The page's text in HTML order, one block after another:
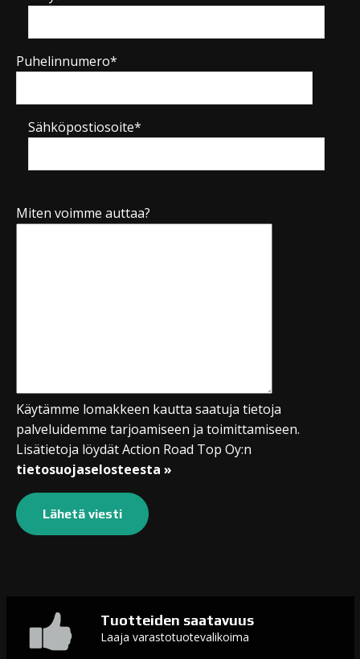
Puhelinnumero*
Sähköpostiosoite*
Miten voimme auttaa?
Käytämme lomakkeen kautta saatuja tietoja
palveluidemme tarjoamiseen ja toimittamiseen.
Lisätietoja löydät Action Road Top Oy:n
tietosuojaselosteesta »
Tuotteiden saatavuus
Laaja varastotuotevalikoima